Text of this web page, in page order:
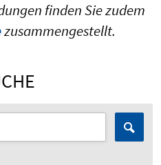
finden Sie zudem
zusammengestellt.